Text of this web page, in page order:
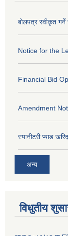
बोलपत्र स्वीकृत
Notice for the
Financial Bid
Amendment
स्यानीटरी प्याड
अन्य
विधुतीय